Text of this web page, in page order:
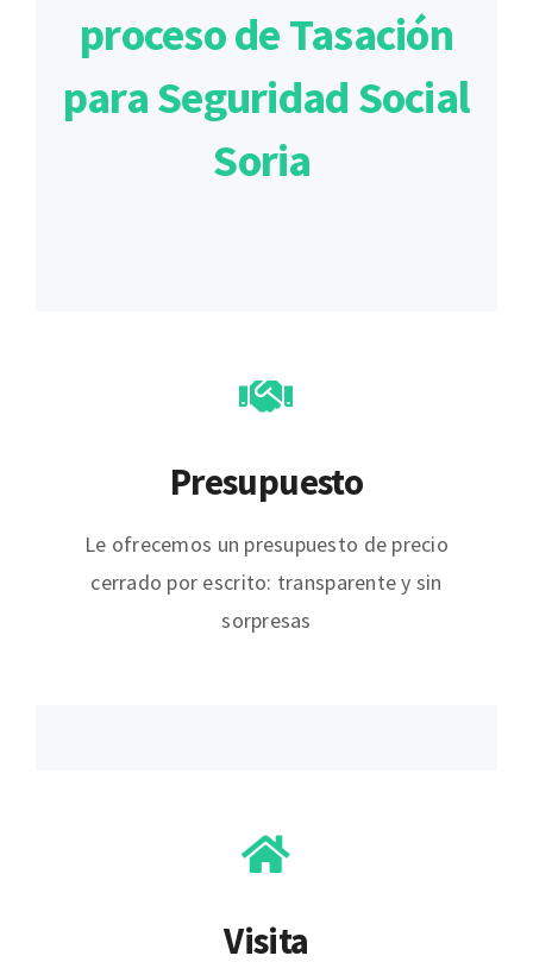
proceso de Tasación
para Seguridad Social
Soria
Presupuesto
Le ofrecemos un presupuesto de precio
cerrado por escrito: transparente y sin
sorpresas
Visita